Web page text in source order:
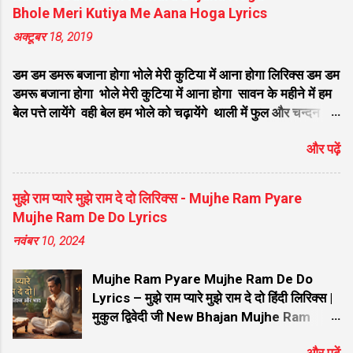
पारंपरिक सूफियाना रचना (Maine Mohan Ko
Bulaya Hai O...
ककरीब आ गया है लिरिक्स मुरली वाले मुरली बजा कृष्ण भजन लिरिक्स
जरा धीरे से बजाना बंसी बजाने वाले कृष्ण भजन लिरिक्स सांवली सूरत पे
मोहन दिल दीवाना हो गया लिरिक्स वो मुरली याद आती है सुन कान्हा सुन
बिगड़ी किस्मत को जगा दे ऐसा मेरा श्याम है लिरिक्स कौन कहता है
भगव...
Bhole Meri Kutiya Me Aana Hoga Lyrics
अक्टूबर 18, 2019
डम डम डमरू बजाना होगा भोले मेरी कुटिया में आना होगा लिरिक्स डम डम
डमरू बजाना होगा भोले मेरी कुटिया में आना होगा सावन के महीने में हम
बेल पत्ते लायेंगे वही बेल हम भोले को चढ़ायेंगे थाली में फुल और चन्दन
कुटिया में आना होगा सावन के महीने में हम गंगा जल लायेंगे वही गंगाजल
हम भोले को चढ़ायेंगे फिर तो भजन और किर्तन होगा भोले मेरी कुटिया में
आना होगा डम डम डमरू बजाना होगा भोले मेरी कुटिया में आना होगा
सावन के महीने में हम गंगा रेत लायेंगे वही गंगा रेत हम शिवलिंग बनायेगे
फिर तो भोले का अभिनन्दन होगा भोले मेरी कुटिया में आना होगा डम डम
डमरू बजाना होगा भोले मेरी कुटिया में आना होगा सावन के महीने में हम
भोग लगाना होगा भोले मेरी कुटिया में आना होगा डम डम डमर...
और पढ़ें
मुझे राम प्यारे मुझे राम दे दो लिरिक्स - Mujhe Ram Pyare
Mujhe Ram De Do Lyrics
नवंबर 10, 2024
Mujhe Ram Pyare Mujhe Ram De Do
Lyrics – मुझे राम प्यारे मुझे राम दे दो हिंदी लिरिक्स |
मुकुल द्विवेदी जी New Bhajan Mujhe Ram